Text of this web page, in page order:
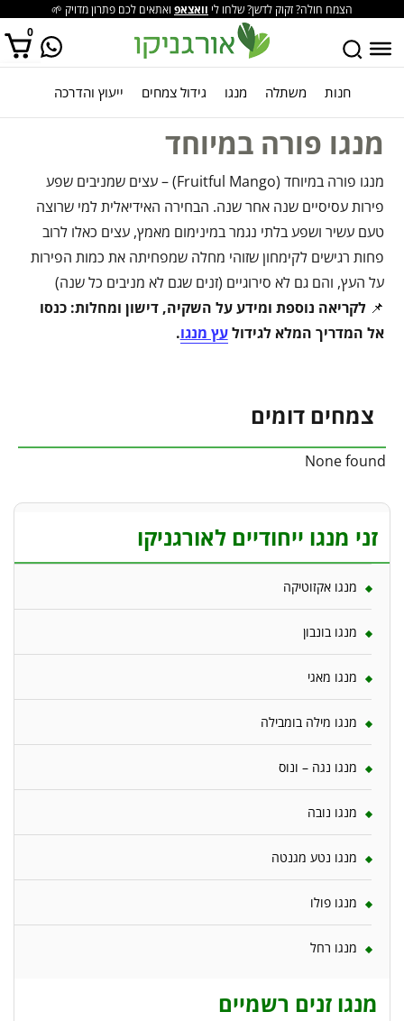
הצמח חולה? זקוק לדשן? שלחו לי וואצאפ ואתאים לכם פתרון מדויק 🌱
0
אין מוצרים בסל הקניות. חנות משתלה מנגו גידול צמחים ייעוץ והדרכה
מנגו פורה במיוחד
מנגו פורה במיוחד (Fruitful Mango) – עצים שמניבים שפע
פירות עסיסיים שנה אחר שנה. הבחירה האידיאלית למי שרוצה
טעם עשיר ושפע בלתי נגמר במינימום מאמץ, עצים כאלו לרוב
פחות רגישים לקימחון שזוהי מחלה שמפחיתה את כמות הפירות
על העץ, והם גם לא סירוגיים (זנים שגם לא מניבים כל שנה)
📌לקריאה נוספת ומידע על השקיה, דישון ומחלות: כנסו
אל המדריך המלא לגידולעץ מנגו.
צמחים דומים
None found
זני מנגו ייחודיים לאורגניקו
מנגו אקזוטיקה
מנגו בונבון
מנגו מאגי
מנגו מילה בומבילה
מנגו נגה – ונוס
מנגו נובה
מנגו נטע מגנטה
מנגו פולו
מנגו רחל
מנגו זנים רשמיים